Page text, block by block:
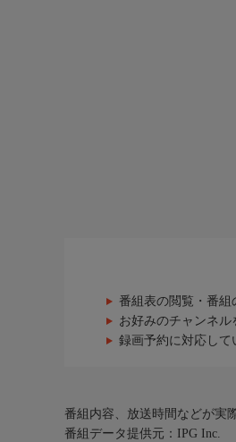
番組表の閲覧・番
お好みのチャンネル
録画予約に対応して
番組内容、放送時間などが実
番組データ提供元：IPG Inc.